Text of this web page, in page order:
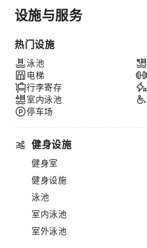
设施与服务
热门设施
泳池
电梯
行李寄存
室内泳池
停车场
健身设施
健身室
健身设施
泳池
室内泳池
室外泳池